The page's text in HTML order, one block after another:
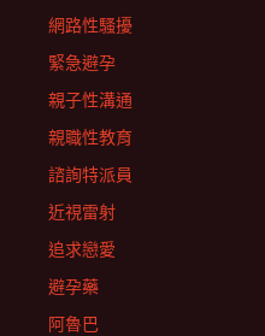
網路性騷擾
緊急避孕
親子性溝通
親職性教育
諮詢特派員
近視雷射
追求戀愛
避孕藥
阿魯巴